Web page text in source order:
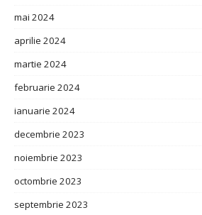
mai 2024
aprilie 2024
martie 2024
februarie 2024
ianuarie 2024
decembrie 2023
noiembrie 2023
octombrie 2023
septembrie 2023